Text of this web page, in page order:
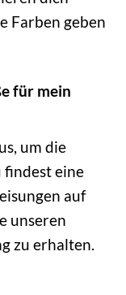
Farben geben
für mein
um die
findest eine
auf
unseren
zu erhalten.